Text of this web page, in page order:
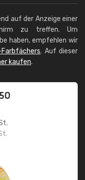
auf der Anzeige einer
zu treffen. Um
haben, empfehlen wir
Farbfächers. Auf dieser
kaufen.